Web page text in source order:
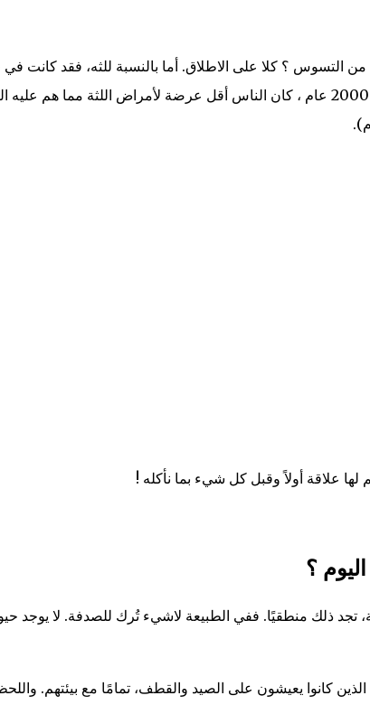
التسوس ؟ كلا على الاطلاق. أما بالنسبة للثه، فقد كانت
.
علاقة أولاً وقبل كل شيء بما نأكله !
؟
تجد ذلك منطقيًا. ففي الطبيعة لاشيء تُرك للصدفة. لا يوجد
كانوا يعيشون على الصيد والقطف، تمامًا مع بيئتهم. و